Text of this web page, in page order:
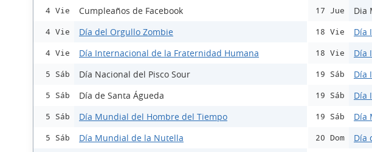
4 Vie Cumpleaños de Facebook
4 Vie Día del Orgullo Zombie
4 Vie Día Internacional de la Fraternidad Humana
5 Sáb Día Nacional del Pisco Sour
5 Sáb Día de Santa Águeda
5 Sáb Día Mundial del Hombre del Tiempo
5 Sáb Día Mundial de la Nutella
17 Jue Dia
18 Vie Día
18 Vie Día
19 Sáb Día
19 Sáb Día
19 Sáb Día
20 Dom Día